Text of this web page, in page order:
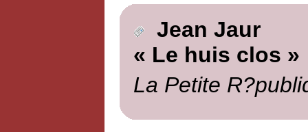
Jean Jaur
« Le huis clos »
La Petite